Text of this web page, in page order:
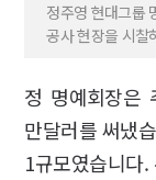
정주영 현대그룹
공사 현장을 시찰
정 명예회장은
만달러를 써냈
1규모였습니다